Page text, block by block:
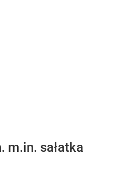
m.in. sałatka